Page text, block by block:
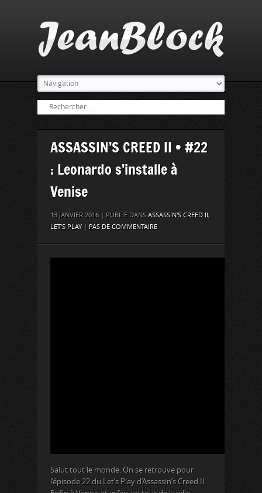
ASSASSIN’S CREED II • #22
: Leonardo s’installe à
Venise
13 JANVIER 2016 | PUBLIÉ DANS ASSASSIN'S CREED II,
LET'S PLAY| PAS DE COMMENTAIRE
Salut tout le monde. On se retrouve pour
l’épisode 22 du Let’s Play d’Assassin’s Creed II.